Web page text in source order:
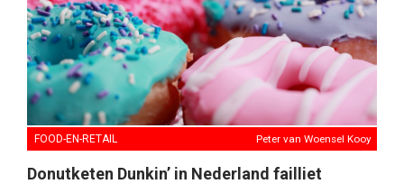
FOOD-EN-RETAIL Peter van Woensel Kooy
Donutketen Dunkin’ in Nederland failliet